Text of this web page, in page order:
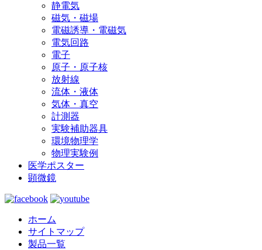
静電気
磁気・磁場
電磁誘導・電磁気
電気回路
電子
原子・原子核
放射線
流体・液体
気体・真空
計測器
実験補助器具
環境物理学
物理実験例
医学ポスター
顕微鏡
ホーム
サイトマップ
製品一覧